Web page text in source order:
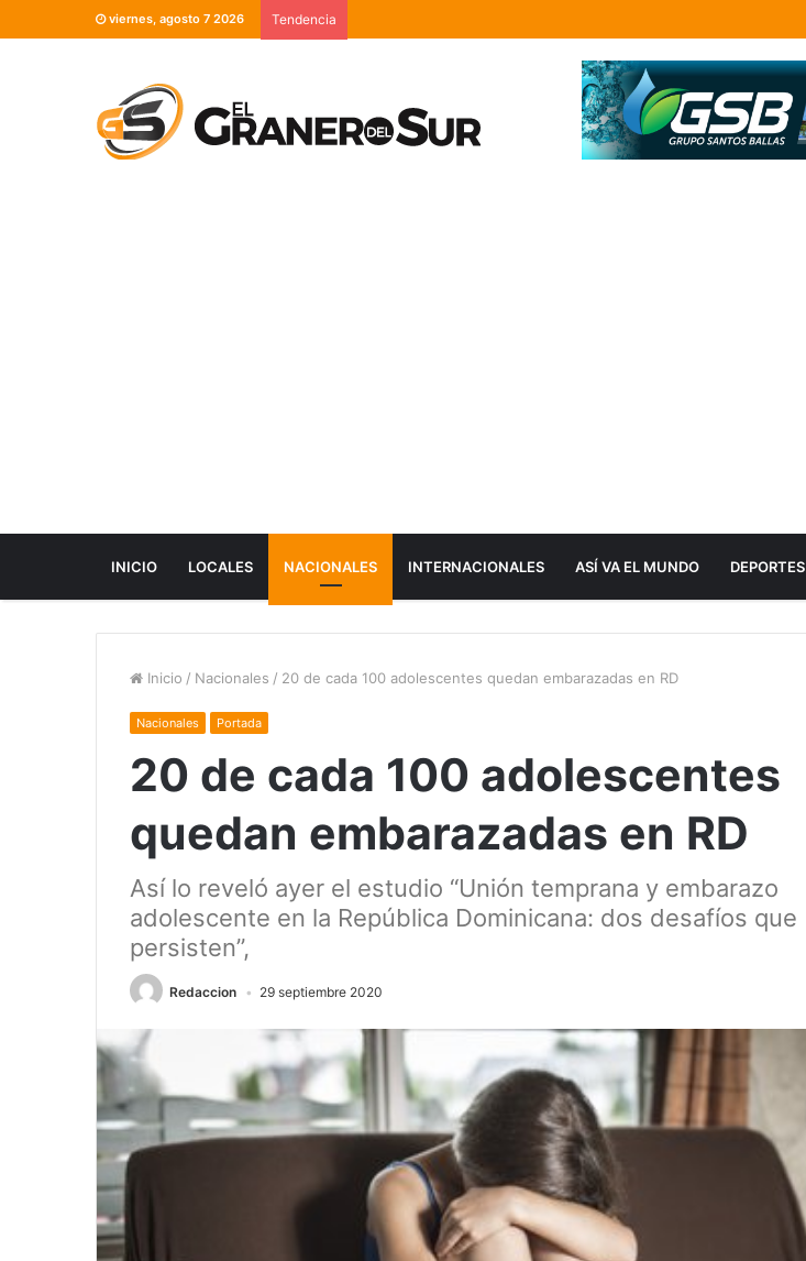
viernes, agosto 7 2026 Tendencia
INICIO LOCALES NACIONALES INTERNACIONALES ASÍ VA EL MUNDO DEPORTES
Inicio / Nacionales / 20 de cada 100 adolescentes quedan embarazadas en RD
Nacionales Portada
20 de cada 100 adolescentes
quedan embarazadas en RD
Así lo reveló ayer el estudio “Unión temprana y embarazo
adolescente en la República Dominicana: dos desafíos que
persisten”,
Redaccion 29 septiembre 2020